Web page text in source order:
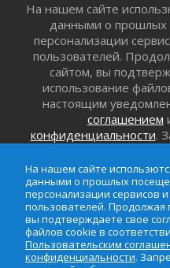
С рабочим визитом
31 июля 2026
В Шлиссельбурге
кораблик Памяти»
31 июля 2026
Новые возможности
31 июля 2026
За сухими цифрами
От инженера-
«Созидателям»
31 июля 2026
Генеральная
31 июля 2026
На нашем сайте
данными о прошлых
персонализации
пользователей.
сайтом, вы
использование
настоящим
соглашением
конфиденциальности.
На нашем сайте
данными о прошлых
персонализации сервисов
пользователей. Продолжая
вы подтверждаете свое
файлов cookie в
Пользовательским
конфиденциальности.